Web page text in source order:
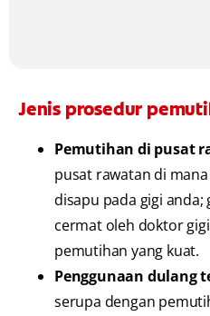
Jenis prosedur
Pemutihan di pusat
pusat rawatan di
disapu pada gigi anda;
cermat oleh doktor
pemutihan yang kuat.
Penggunaan dulang
serupa dengan